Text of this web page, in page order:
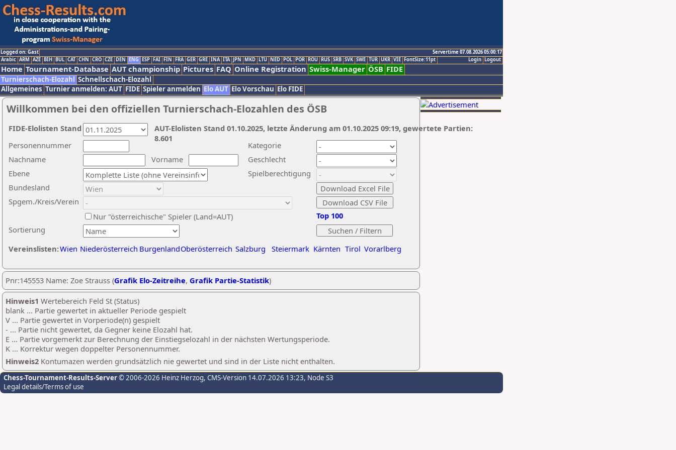
Logged on: Gast
Servertime 07.08.2026 05:00:17
Logout
Login
Arabic ARM AZE BIH BUL CAT CHN CRO CZE DEN ENG ESP FAI FIN FRA GER GRE INA ITA JPN MKD LTU NED POL POR ROU RUS SRB SVK SWE TUR UKR VIE FontSize:11pt
Home Tournament-Database AUT championship Pictures FAQ Online Registration Swiss-Manager ÖSB FIDE
Turnierschach-Elozahl Schnellschach-Elozahl
Allgemeines Turnier anmelden: AUT FIDE Spieler anmelden Elo AUT Elo Vorschau Elo FIDE
Willkommen bei den offiziellen Turnierschach-Elozahlen des ÖSB
Nachname
Vorname
Ebene
Kategorie
Sortierung
Personennummer
Bundesland
Spgem./Kreis/Verein
Geschlecht
Nur "österreichische" Spieler (Land=AUT)
Spielberechtigung
Vereinslisten:Wien Niederösterreich BurgenlandOberösterreich Salzburg Steiermark Kärnten Tirol Vorarlberg
Top 100
AUT-Elolisten Stand 01.10.2025, letzte Änderung am 01.10.2025 09:19, gewertete Partien:
8.601
FIDE-Elolisten Stand
Pnr:145553 Name: Zoe Strauss (Grafik Elo-Zeitreihe, Grafik Partie-Statistik)
Hinweis1 Wertebereich Feld St (Status)
blank ... Partie gewertet in aktueller Periode gespielt
V ... Partie gewertet in Vorperiode(n) gespielt
- ... Partie nicht gewertet, da Gegner keine Elozahl hat.
E ... Partie vorgemerkt zur Berechnung der Einstiegselozahl in der nächsten Wertungsperiode.
K ... Korrektur wegen doppelter Personennummer.
Hinweis2 Kontumazen werden grundsätzlich nie gewertet und sind in der Liste nicht enthalten.
Chess-Tournament-Results-Server© 2006-2026 Heinz Herzog, CMS-Version 14.07.2026 13:23, Node S3
Legal details/Terms of use